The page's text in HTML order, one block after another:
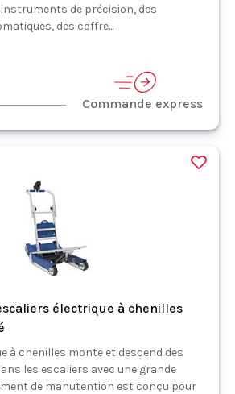
instruments de précision, des
des coffre...
Commande express
électrique à chenilles
à chenilles monte et descend des
les escaliers avec une grande
de manutention est conçu pour